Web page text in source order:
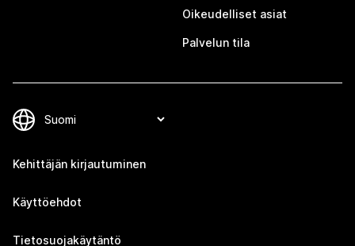
Oikeudelliset asiat
Palvelun tila
Kehittäjän kirjautuminen
Käyttöehdot
Tietosuojakäytäntö